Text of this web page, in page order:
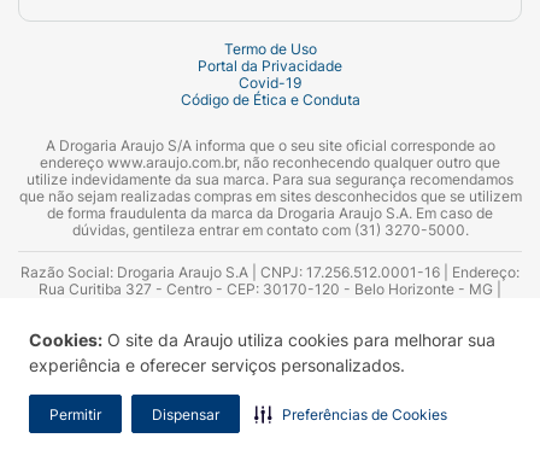
Cookies: O site da Araujo utiliza cookies para melhorar sua
experiência e oferecer serviços personalizados.
Permitir Dispensar Preferências de Cookies
Termo de Uso
Portal da Privacidade
Covid-19
Código de Ética e Conduta
A Drogaria Araujo S/A informa que o seu site oficial corresponde ao
endereço www.araujo.com.br, não reconhecendo qualquer outro que
utilize indevidamente da sua marca. Para sua segurança recomendamos
que não sejam realizadas compras em sites desconhecidos que se utilizem
de forma fraudulenta da marca da Drogaria Araujo S.A. Em caso de
dúvidas, gentileza entrar em contato com (31) 3270-5000.
Razão Social: Drogaria Araujo S.A | CNPJ: 17.256.512.0001-16 | Endereço:
Rua Curitiba 327 - Centro - CEP: 30170-120 - Belo Horizonte - MG |
Azevedo Guimarães – CRF 10.965 | Yasmin Silva Alvarenga – CRF 52.584 -
Consultor substituto: Thiago Aguiar Pinheiro - CRF Nº 13.748. Alvará
Sanitário: 2025020713 | Autorização de Funcionamento da Empresa (AFE):